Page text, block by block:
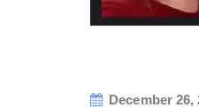
December 26,